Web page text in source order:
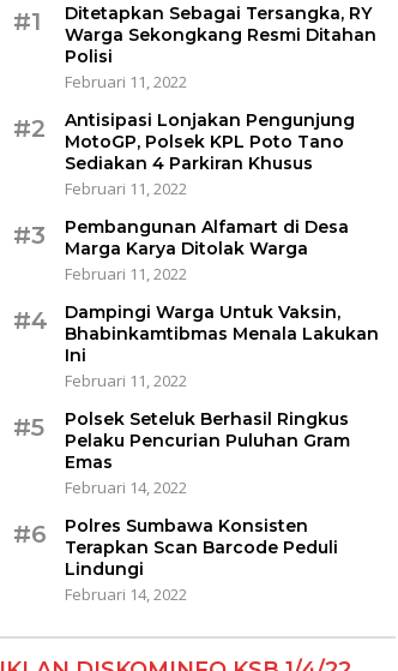
#1
Ditetapkan Sebagai Tersangka, RY
Warga Sekongkang Resmi Ditahan
Polisi
Februari 11, 2022
#2
Antisipasi Lonjakan Pengunjung
MotoGP, Polsek KPL Poto Tano
Sediakan 4 Parkiran Khusus
Februari 11, 2022
#3
Pembangunan Alfamart di Desa
Marga Karya Ditolak Warga
Februari 11, 2022
#4
Dampingi Warga Untuk Vaksin,
Bhabinkamtibmas Menala Lakukan
Ini
Februari 11, 2022
#5
Polsek Seteluk Berhasil Ringkus
Pelaku Pencurian Puluhan Gram
Emas
Februari 14, 2022
#6
Polres Sumbawa Konsisten
Terapkan Scan Barcode Peduli
Lindungi
Februari 14, 2022